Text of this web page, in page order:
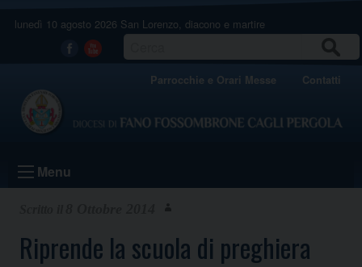
lunedì 10 agosto 2026 San Lorenzo, diacono e martire
Facebook
Youtube
Parrocchie e Orari Messe Contatti
Menu
Riprende la scuola di preghiera